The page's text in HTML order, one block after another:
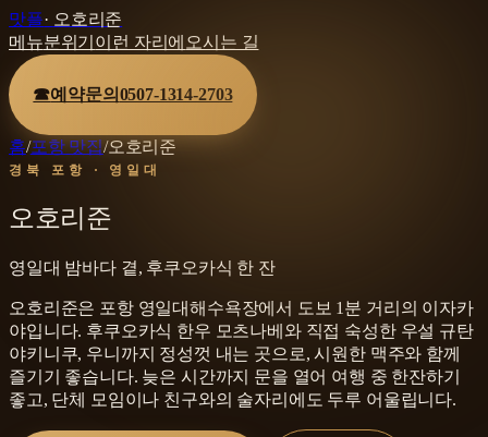
맛플· 오호리준
메뉴분위기 이런 자리에 오시는 길
☎예약문의 0507-1314-2703
홈/포항 맛집/오호리준
경북 포항 · 영일대
오호리준
영일대 밤바다 곁, 후쿠오카식 한 잔
오호리준은 포항 영일대해수욕장에서 도보 1분 거리의 이자카
야입니다. 후쿠오카식 한우 모츠나베와 직접 숙성한 우설 규탄
야키니쿠, 우니까지 정성껏 내는 곳으로, 시원한 맥주와 함께
즐기기 좋습니다. 늦은 시간까지 문을 열어 여행 중 한잔하기
좋고, 단체 모임이나 친구와의 술자리에도 두루 어울립니다.